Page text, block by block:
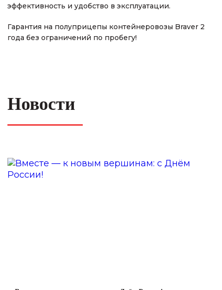
эффективность и удобство в эксплуатации.
Гарантия на полуприцепы контейнеровозы Braver 2
года без ограничений по пробегу!
Новости